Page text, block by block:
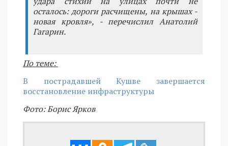
осталось: дороги расчищены, на крышах -
новая кровля», - перечислил Анатолий
Гагарин.
По теме:
В пострадавшей Кушве завершается
восстановление инфраструктуры
Фото: Борис Ярков